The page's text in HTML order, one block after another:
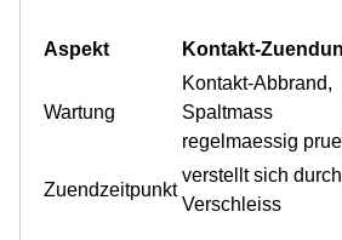
Aspekt Kontakt-
Wartung
Kontakt-Abbrand,
Spaltmass
regelmaessig
Zuendzeitpunkt
verstellt sich durch
Verschleiss